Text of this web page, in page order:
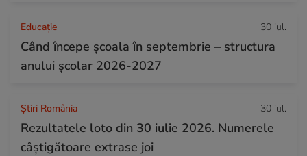
Educație 30 iul.
Când începe şcoala în septembrie – structura
anului şcolar 2026-2027
Știri România 30 iul.
Rezultatele loto din 30 iulie 2026. Numerele
câștigătoare extrase joi